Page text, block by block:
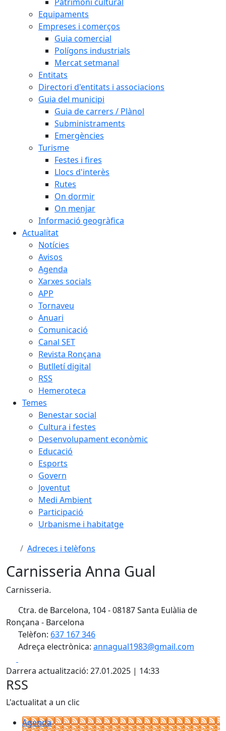
Equipaments
Empreses i comerços
Guia comercial
Polígons industrials
Mercat setmanal
Entitats
Directori d'entitats i associacions
Guia del municipi
Guia de carrers / Plànol
Subministraments
Emergències
Turisme
Festes i fires
Llocs d'interès
Rutes
On dormir
On menjar
Informació geogràfica
Actualitat
Notícies
Avisos
Agenda
Xarxes socials
APP
Tornaveu
Anuari
Comunicació
Canal SET
Revista Ronçana
Butlletí digital
RSS
Hemeroteca
Temes
Benestar social
Cultura i festes
Desenvolupament econòmic
Educació
Esports
Govern
Joventut
Medi Ambient
Participació
Urbanisme i habitatge
Adreces i telèfons
Carnisseria Anna Gual
Carnisseria.
Ctra. de Barcelona, 104 - 08187 Santa Eulàlia de
Ronçana - Barcelona
Telèfon: 637 167 346
Adreça electrònica: annagual1983@gmail.com
Darrera actualització: 27.01.2025 | 14:33
RSS
L'actualitat a un clic
Agenda